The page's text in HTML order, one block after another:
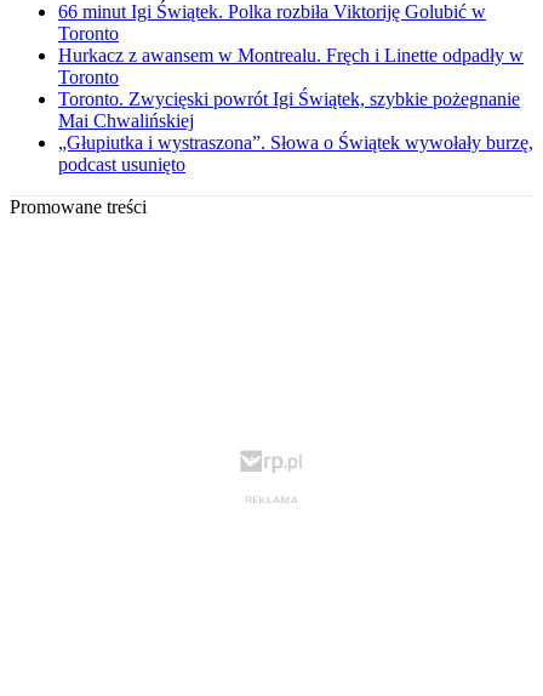
66 minut Igi Świątek. Polka rozbiła Viktoriję Golubić w
Toronto
Hurkacz z awansem w Montrealu. Fręch i Linette odpadły w
Toronto
Toronto. Zwycięski powrót Igi Świątek, szybkie pożegnanie
Mai Chwalińskiej
„Głupiutka i wystraszona”. Słowa o Świątek wywołały burzę,
podcast usunięto
Promowane treści